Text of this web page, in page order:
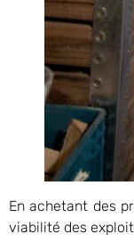
En achetant des
viabilité des